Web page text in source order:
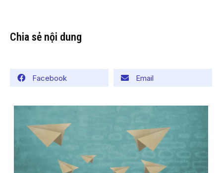
Chia sẻ nội dung
Facebook Email